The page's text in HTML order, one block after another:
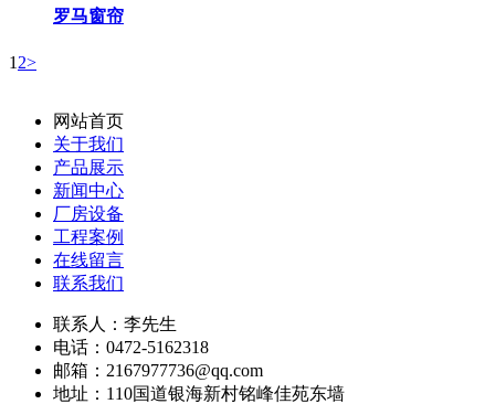
罗马窗帘
1 2>
网站首页
关于我们
产品展示
新闻中心
厂房设备
工程案例
在线留言
联系我们
联系人：李先生
电话：0472-5162318
邮箱：2167977736@qq.com
地址：110国道银海新村铭峰佳苑东墙